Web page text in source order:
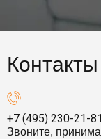
Контакты
+7 (495) 230-21-81
Звоните,